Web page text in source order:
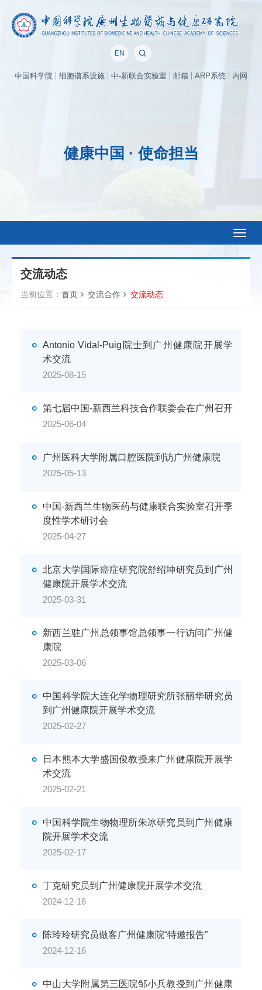
EN
中国科学院 细胞谱系设施 中-新联合实验室 邮箱 ARP系统 内网
健康中国 · 使命担当
交流动态
当前位置： 首页 交流合作 交流动态
Antonio Vidal-Puig院士到广州健康院开展学
术交流
2025-08-15
第七届中国-新西兰科技合作联委会在广州召开
2025-06-04
广州医科大学附属口腔医院到访广州健康院
2025-05-13
中国-新西兰生物医药与健康联合实验室召开季
度性学术研讨会
2025-04-27
北京大学国际癌症研究院舒绍坤研究员到广州
健康院开展学术交流
2025-03-31
新西兰驻广州总领事馆总领事一行访问广州健
康院
2025-03-06
中国科学院大连化学物理研究所张丽华研究员
到广州健康院开展学术交流
2025-02-27
日本熊本大学盛国俊教授来广州健康院开展学
术交流
2025-02-21
中国科学院生物物理所朱冰研究员到广州健康
院开展学术交流
2025-02-17
丁克研究员到广州健康院开展学术交流
2024-12-16
陈玲玲研究员做客广州健康院“特邀报告”
2024-12-16
中山大学附属第三医院邹小兵教授到广州健康